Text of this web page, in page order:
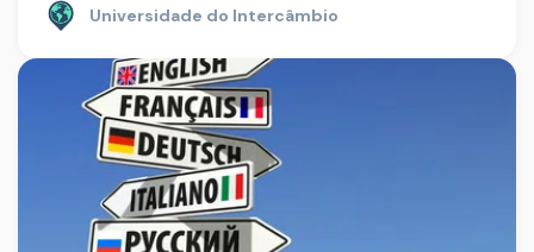
Universidade do Intercâmbio